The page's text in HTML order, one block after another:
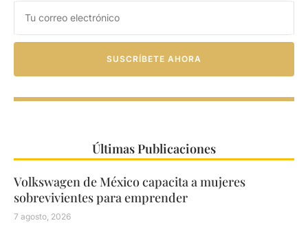
SUSCRÍBETE AHORA
Últimas Publicaciones
Volkswagen de México capacita a mujeres
sobrevivientes para emprender
7 agosto, 2026